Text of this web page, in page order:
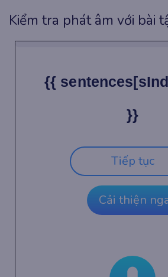
Kiểm tra phát âm với bài
{{
}}
Tiếp tục
Cải thiện